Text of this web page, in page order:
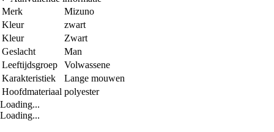
Merk
Mizuno
Kleur
zwart
Kleur
Zwart
Geslacht
Man
Leeftijdsgroep
Volwassene
Karakteristiek
Lange mouwen
Hoofdmateriaal polyester
Loading...
Loading...